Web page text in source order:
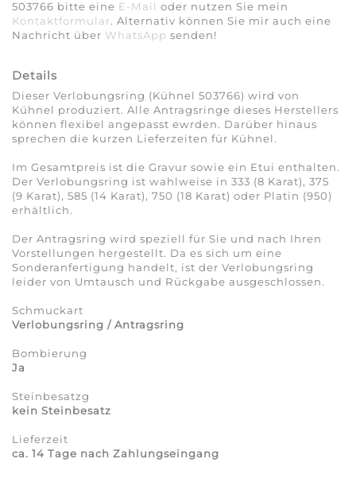
503766 bitte eine E-Mail oder nutzen Sie mein
Kontaktformular. Alternativ können Sie mir auch eine
Nachricht über WhatsApp senden!
Details
Dieser Verlobungsring (Kühnel 503766) wird von
Kühnel produziert. Alle Antragsringe dieses Herstellers
können flexibel angepasst ewrden. Darüber hinaus
sprechen die kurzen Lieferzeiten für Kühnel.
Im Gesamtpreis ist die Gravur sowie ein Etui enthalten.
Der Verlobungsring ist wahlweise in 333 (8 Karat), 375
(9 Karat), 585 (14 Karat), 750 (18 Karat) oder Platin (950)
erhältlich.
Der Antragsring wird speziell für Sie und nach Ihren
Vorstellungen hergestellt. Da es sich um eine
Sonderanfertigung handelt, ist der Verlobungsring
leider von Umtausch und Rückgabe ausgeschlossen.
Schmuckart
Verlobungsring / Antragsring
Bombierung
Ja
Steinbesatzg
kein Steinbesatz
Lieferzeit
ca. 14 Tage nach Zahlungseingang